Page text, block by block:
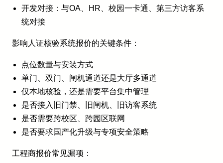
开发对接：与OA、HR、校园一卡通、第三方访客系
统对接
影响人证核验系统报价的关键条件：
点位数量与安装方式
单门、双门、闸机通道还是大厅多通道
仅本地核验，还是需要平台集中管理
是否接入旧门禁、旧闸机、旧访客系统
是否需要跨校区、跨园区联网
是否要求国产化升级与专项安全策略
工程商报价常见漏项：